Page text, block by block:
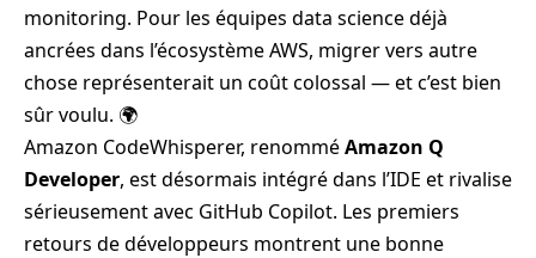
monitoring. Pour les équipes data science déjà
ancrées dans l’écosystème AWS, migrer vers autre
chose représenterait un coût colossal — et c’est bien
sûr voulu. 🌍
Amazon CodeWhisperer, renomméAmazon Q
Developer, est désormais intégré dans l’IDE et rivalise
sérieusement avec GitHub Copilot. Les premiers
retours de développeurs montrent une bonne